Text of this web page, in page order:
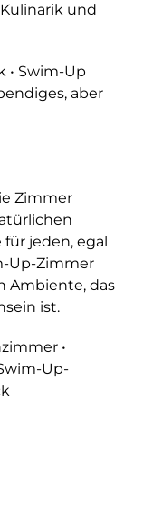
und
• Swim-Up
aber
Zimmer
jeden, egal
Up-Zimmer
Ambiente, das
ist.
•
Up-